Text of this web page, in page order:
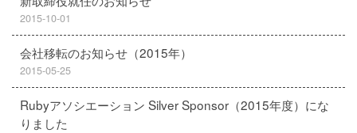
2015-10-01
会社移転のお知らせ（2015年）
2015-05-25
Rubyアソシエーション Silver Sponsor（2015年度）にな
りました